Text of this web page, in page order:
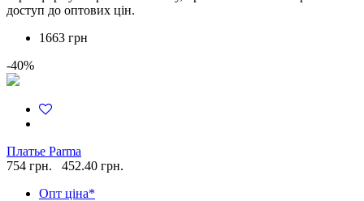
доступ до оптових цін.
1663 грн
-40%
Платье Parma
754 грн.
452.40 грн.
Опт ціна*